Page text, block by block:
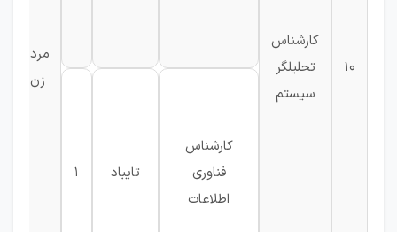
10
کارشناس
تحلیلگر
سیستم
مرد-
زن
کارشناس
فناوری
اطلاعات
تایباد 1